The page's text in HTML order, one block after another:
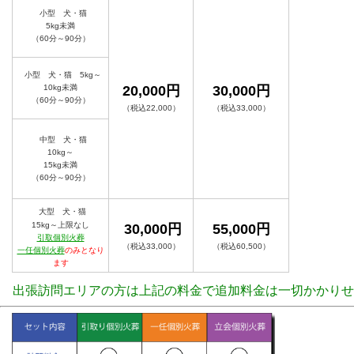
小型 犬・猫
5kg未満
（60分～90分）
20,000円
（税込22,000）
30,000円
（税込33,000）
小型 犬・猫 5kg～
10kg未満
（60分～90分）
中型 犬・猫
10kg～
15kg未満
（60分～90分）
大型 犬・猫
15kg～上限なし
引取個別火葬
一任個別火葬のみとなり
ます
30,000円
（税込33,000）
55,000円
（税込60,500）
出張訪問エリアの方は上記の料金で追加料金は一切かかり